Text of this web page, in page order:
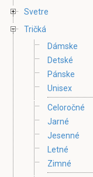
Svetre
Tričká
Dámske
Detské
Pánske
Unisex
Celoročné
Jarné
Jesenné
Letné
Zimné